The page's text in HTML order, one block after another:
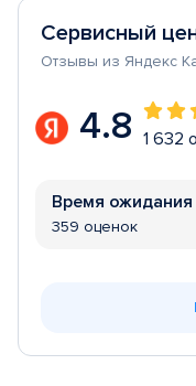
Сервисный
Отзывы из Яндекс
4.8 1 632
Время ожидания
359 оценок